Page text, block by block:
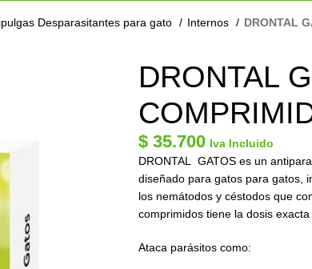
Desparasitantes para gato Internos DRONTAL
DRONTAL
$ 35.700 Iva Incluido
DRONTAL GATOS es un
diseñado para gatos para gatos,
los nemátodos y céstodos que
comprimidos tiene la dosis
Ataca parásitos como: